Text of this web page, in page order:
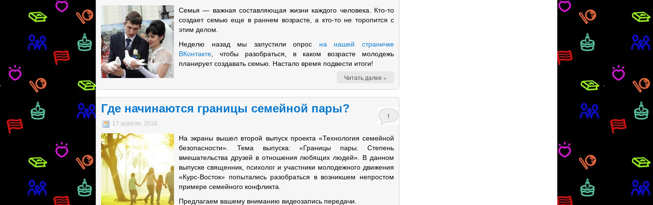
Семья — важная составляющая жизни каждого человека. Кто-то
создает семью еще в раннем возрасте, а кто-то не торопится с
этим делом.
Неделю назад мы запустили опрос на нашей страничке
ВКонтакте , чтобы разобраться, в каком возрасте молодежь
планирует создавать семью. Настало время подвести итоги!
Читать далее »
Где начинаются границы семейной пары?
1
17 апреля, 2016
На экраны вышел второй выпуск проекта «Технология семейной
безопасности». Тема выпуска: «Границы пары. Степень
вмешательства друзей в отношения любящих людей». В данном
выпуске священник, психолог и участники молодежного движения
«Курс-Восток» попытались разобраться в возникшем непростом
примере семейного конфликта.
Предлагаем вашему вниманию видеозапись передачи.